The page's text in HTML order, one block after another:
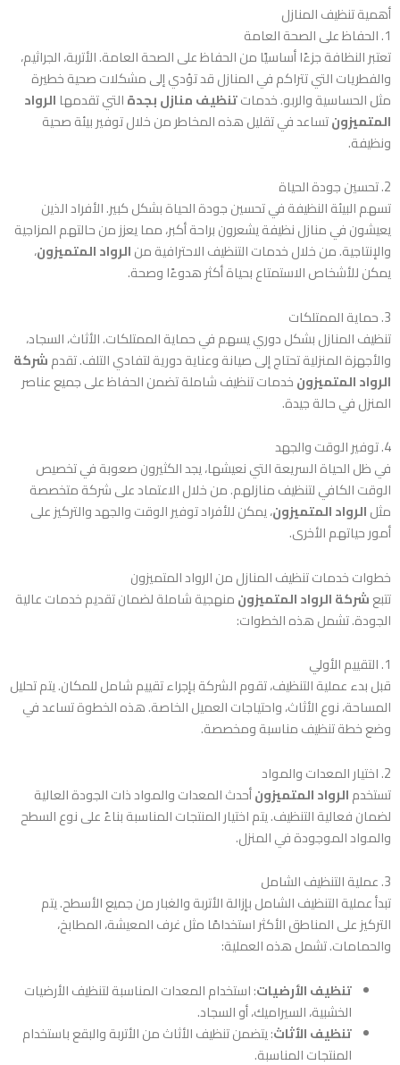
أهمية تنظيف المنازل
1. الحفاظ على الصحة العامة
تعتبر النظافة جزءًا أساسيًا من الحفاظ على الصحة العامة. الأتربة، الجراثيم،
والفطريات التي تتراكم في المنازل قد تؤدي إلى مشكلات صحية خطيرة
مثل الحساسية والربو. خدماتتنظيف منازل بجدةالتي تقدمها الرواد
المتميزونتساعد في تقليل هذه المخاطر من خلال توفير بيئة صحية
ونظيفة.
2. تحسين جودة الحياة
تسهم البيئة النظيفة في تحسين جودة الحياة بشكل كبير. الأفراد الذين
يعيشون في منازل نظيفة يشعرون براحة أكبر، مما يعزز من حالتهم المزاجية
والإنتاجية. من خلال خدمات التنظيف الاحترافية منالرواد المتميزون،
يمكن للأشخاص الاستمتاع بحياة أكثر هدوءًا وصحة.
3. حماية الممتلكات
تنظيف المنازل بشكل دوري يسهم في حماية الممتلكات. الأثاث، السجاد،
والأجهزة المنزلية تحتاج إلى صيانة وعناية دورية لتفادي التلف. تقدمشركة
الرواد المتميزونخدمات تنظيف شاملة تضمن الحفاظ على جميع عناصر
المنزل في حالة جيدة.
4. توفير الوقت والجهد
في ظل الحياة السريعة التي نعيشها، يجد الكثيرون صعوبة في تخصيص
الوقت الكافي لتنظيف منازلهم. من خلال الاعتماد على شركة متخصصة
مثلالرواد المتميزون، يمكن للأفراد توفير الوقت والجهد والتركيز على
أمور حياتهم الأخرى.
خطوات خدمات تنظيف المنازل من الرواد المتميزون
تتبعشركة الرواد المتميزونمنهجية شاملة لضمان تقديم خدمات عالية
الجودة. تشمل هذه الخطوات:
1. التقييم الأولي
قبل بدء عملية التنظيف، تقوم الشركة بإجراء تقييم شامل للمكان. يتم تحليل
المساحة، نوع الأثاث، واحتياجات العميل الخاصة. هذه الخطوة تساعد في
وضع خطة تنظيف مناسبة ومخصصة.
2. اختيار المعدات والمواد
تستخدمالرواد المتميزونأحدث المعدات والمواد ذات الجودة العالية
لضمان فعالية التنظيف. يتم اختيار المنتجات المناسبة بناءً على نوع السطح
والمواد الموجودة في المنزل.
3. عملية التنظيف الشامل
تبدأ عملية التنظيف الشامل بإزالة الأتربة والغبار من جميع الأسطح. يتم
التركيز على المناطق الأكثر استخدامًا مثل غرف المعيشة، المطابخ،
والحمامات. تشمل هذه العملية:
تنظيف الأرضيات: استخدام المعدات المناسبة لتنظيف الأرضيات
الخشبية، السيراميك، أو السجاد.
تنظيف الأثاث: يتضمن تنظيف الأثاث من الأتربة والبقع باستخدام
المنتجات المناسبة.